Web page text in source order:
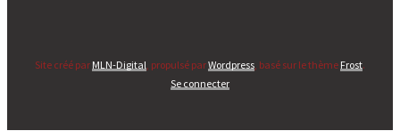
Site créé par MLN-Digital , propulsé parWordpress , basé sur le thème Frost.
Se connecter